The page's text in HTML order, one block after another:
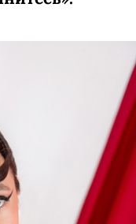
Иркутске
капсула
и дроп